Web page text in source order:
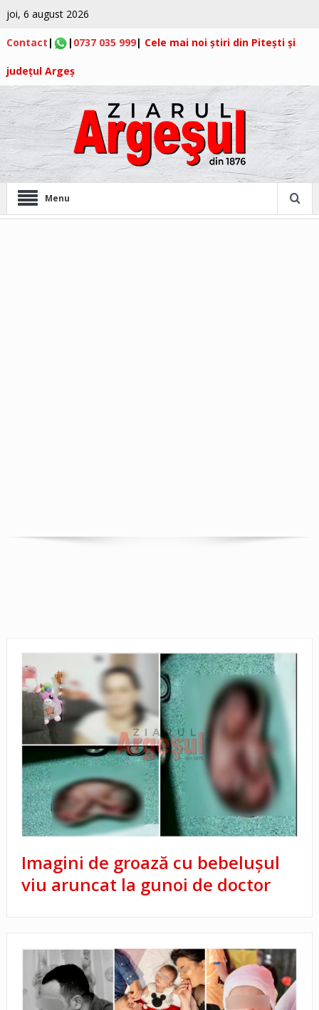
joi, 6 august 2026
Contact | | 0737 035 999| Cele mai noi știri din Pitești și
județul Argeș
Menu
Imagini de groază cu bebelușul
viu aruncat la gunoi de doctor